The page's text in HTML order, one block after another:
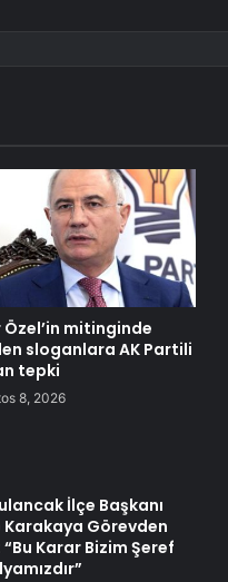
Özel’in mitinginde
sloganlara AK Partili
tepki
8, 2026
İlçe Başkanı
Karakaya Görevden
“Bu Karar Bizim Şeref